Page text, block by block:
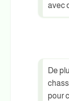
avec
De
pour